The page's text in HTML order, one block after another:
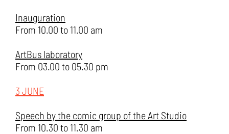
Inauguration
From 10.00 to 11.00 am
ArtBus laboratory
From 03.00 to 05.30 pm
3 JUNE
Speech by the comic group of the Art Studio
From 10.30 to 11.30 am